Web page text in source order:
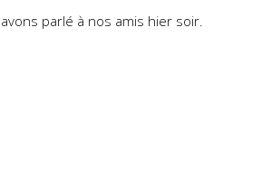
avons parlé à nos amis hier soir.